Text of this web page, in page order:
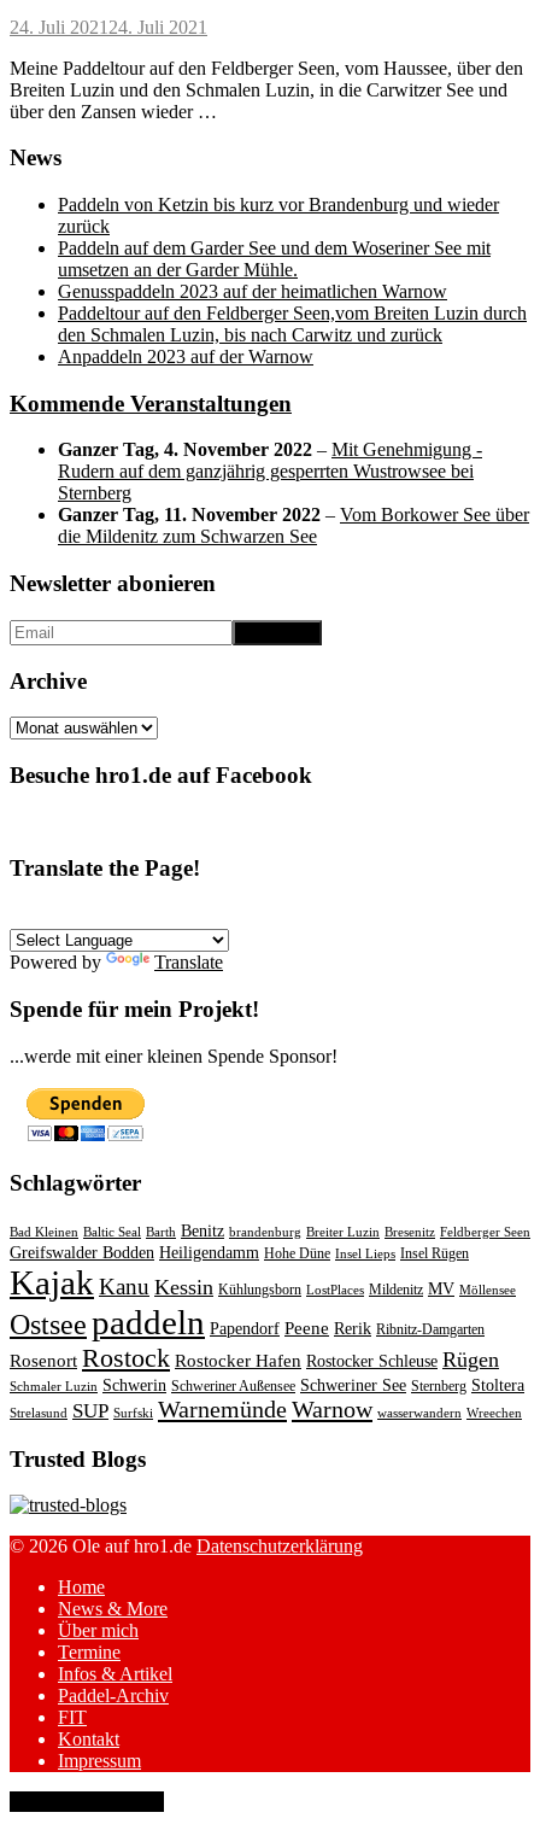
Posted
24. Juli 2021 24. Juli 2021
Meine Paddeltour auf den Feldberger Seen, vom Haussee, über den
Breiten Luzin und den Schmalen Luzin, in die Carwitzer See und
über den Zansen wieder …
News
Paddeln von Ketzin bis kurz vor Brandenburg und wieder
zurück
Paddeln auf dem Garder See und dem Woseriner See mit
umsetzen an der Garder Mühle.
Genusspaddeln 2023 auf der heimatlichen Warnow
Paddeltour auf den Feldberger Seen,vom Breiten Luzin durch
den Schmalen Luzin, bis nach Carwitz und zurück
Anpaddeln 2023 auf der Warnow
Kommende Veranstaltungen
Ganzer Tag, 4. November 2022 – Mit Genehmigung -
Rudern auf dem ganzjährig gesperrten Wustrowsee bei
Sternberg
Ganzer Tag, 11. November 2022 – Vom Borkower See über
die Mildenitz zum Schwarzen See
Newsletter abonieren
Archive
Archive
Besuche hro1.de auf Facebook
Translate the Page!
Powered by Translate
Spende für mein Projekt!
...werde mit einer kleinen Spende Sponsor!
Schlagwörter
Bad Kleinen Baltic Seal Barth Benitz brandenburg Breiter Luzin Bresenitz Feldberger Seen
Greifswalder Bodden Heiligendamm Hohe Düne Insel Lieps Insel Rügen
Kajak Kanu Kessin Kühlungsborn LostPlaces Mildenitz MV Möllensee
Ostseepaddeln Papendorf Peene Rerik Ribnitz-Damgarten
Rosenort Rostock Rostocker Hafen Rostocker Schleuse Rügen
Schmaler Luzin Schwerin Schweriner Außensee Schweriner See Sternberg Stoltera
Strelasund SUP Surfski WarnemündeWarnow wasserwandern Wreechen
Trusted Blogs
© 2026 Ole auf hro1.de Datenschutzerklärung
Home
News & More
Über mich
Termine
Infos & Artikel
Paddel-Archiv
FIT
Kontakt
Impressum